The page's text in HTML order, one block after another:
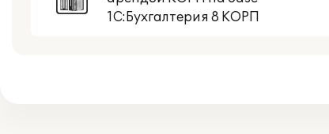
1С:Бухгалтерия 8 КОРП